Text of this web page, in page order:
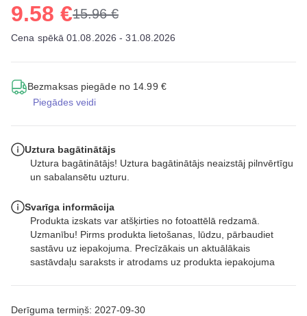
9.58 €15.96 €
Cena spēkā 01.08.2026 - 31.08.2026
Bezmaksas piegāde no 14.99 €
Piegādes veidi
Derīguma termiņš: 2027-09-30
Uztura bagātinātājs
Uztura bagātinātājs! Uztura bagātinātājs neaizstāj pilnvērtīgu
un sabalansētu uzturu.
Svarīga informācija
Produkta izskats var atšķirties no fotoattēlā redzamā.
Uzmanību! Pirms produkta lietošanas, lūdzu, pārbaudiet
sastāvu uz iepakojuma. Precīzākais un aktuālākais
sastāvdaļu saraksts ir atrodams uz produkta iepakojuma